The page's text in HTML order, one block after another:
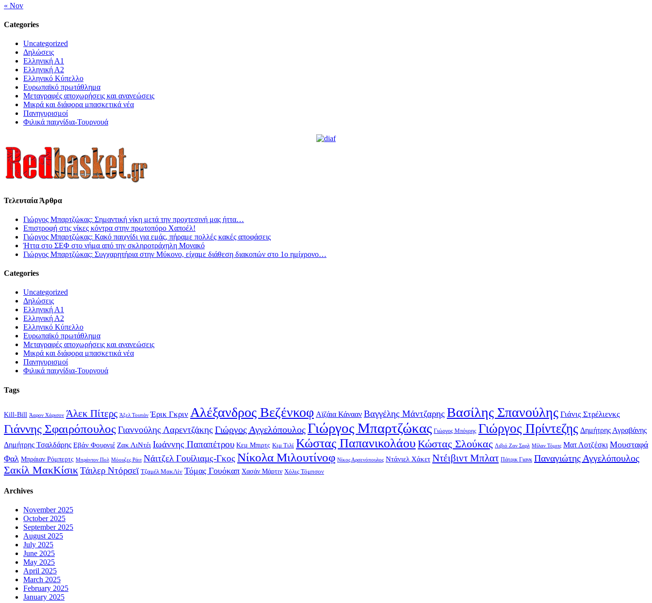
« Nov
Categories
Uncategorized
Δηλώσεις
Ελληνική Α1
Ελληνική Α2
Ελληνικό Κύπελλο
Ευρωπαϊκό πρωτάθλημα
Μεταγραφές αποχωρήσεις και ανανεώσεις
Μικρά και διάφορα μπασκετικά νέα
Πανηγυρισμοί
Φιλικά παιχνίδια-Τουρνουά
Τελευταία Άρθρα
Γιώργος Μπαρτζώκας: Σημαντική νίκη μετά την προχτεσινή μας ήττα…
Επιστροφή στις νίκες κόντρα στην πρωτοπόρο Χαποέλ!
Γιώργος Μπαρτζώκας: Κακό παιχνίδι για εμάς, πήραμε πολλές κακές αποφάσεις
Ήττα στο ΣΕΦ στο νήμα από την σκληροτράχηλη Μονακό
Γιώργος Μπαρτζώκας: Συγχαρητήρια στην Μύκονο, είχαμε διάθεση διακοπών στο 1ο ημίχρονο…
Categories
Uncategorized
Δηλώσεις
Ελληνική Α1
Ελληνική Α2
Ελληνικό Κύπελλο
Ευρωπαϊκό πρωτάθλημα
Μεταγραφές αποχωρήσεις και ανανεώσεις
Μικρά και διάφορα μπασκετικά νέα
Πανηγυρισμοί
Φιλικά παιχνίδια-Τουρνουά
Tags
Kill-Bill Άαρον Χάρισον Άλεκ Πίτερς Άξελ Τουπάν Έρικ Γκριν Αλέξανδρος Βεζένκοφ Αϊζάια Κάνααν Βαγγέλης Μάντζαρης Βασίλης Σπανούλης Γιάνις Στρέλιενκς
Γιάννης ΣφαιρόπουλοςΓιαννούλης Λαρεντζάκης Γιώργος ΑγγελόπουλοςΓιώργος Μπαρτζώκας Γιώργος Μπόγρης Γιώργος Πρίντεζης Δημήτρης Αγραβάνης
Δημήτρης Τσαλδάρης Εβάν Φουρνιέ Ζακ ΛιΝτέι Ιωάννης Παπαπέτρου Κεμ Μπιρτς Κιμ Τιλί Κώστας Παπανικολάου Κώστας Σλούκας Λιβιό Ζαν Σαρλ Μίλαν Τόμιτς Ματ Λοτζέσκι Μουσταφά
Φαλ Μπράιαν Ρόμπερτς Μπράντον Πολ Μόουζες Ράιτ Νάιτζελ Γουίλιαμς-Γκος Νίκολα Μιλουτίνοφ Νίκος Αρσενόπουλος Ντάνιελ Χάκετ Ντέιβιντ Μπλατ Πάτρικ Γιανκ Παναγιώτης Αγγελόπουλος
Σακίλ ΜακΚίσικΤάιλερ Ντόρσεϊ Τζαμέλ ΜακΛίν Τόμας Γουόκαπ Χασάν Μάρτιν Χόλις Τόμπσον
Archives
November 2025
October 2025
September 2025
August 2025
July 2025
June 2025
May 2025
April 2025
March 2025
February 2025
January 2025